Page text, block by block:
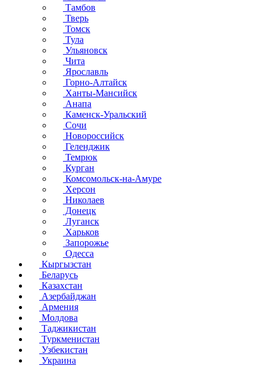
Тамбов
Тверь
Томск
Тула
Ульяновск
Чита
Ярославль
Горно-Алтайск
Ханты-Мансийск
Анапа
Каменск-Уральский
Сочи
Новороссийск
Геленджик
Темрюк
Курган
Комсомольск-на-Амуре
Херсон
Николаев
Донецк
Луганск
Харьков
Запорожье
Одесса
Кыргызстан
Беларусь
Казахстан
Азербайджан
Армения
Молдова
Таджикистан
Туркменистан
Узбекистан
Украина